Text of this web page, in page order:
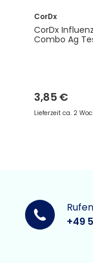
CorDx
CorDx
Combo Ag
3,85 €
Lieferzeit ca. 2
+49